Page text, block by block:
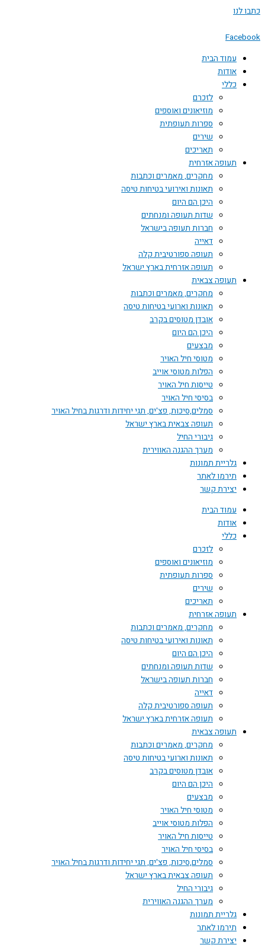
דילוג
כתבו לנו
Facebook
עמוד הבית
אודות
כללי
לזכרם
מוזיאונים ואוספים
ספרות תעופתית
שירים
תאריכים
תעופה אזרחית
מחקרים, מאמרים וכתבות
תאונות ואירועי בטיחות טיסה
היכן הם היום
שדות תעופה ומנחתים
חברות תעופה בישראל
דאייה
תעופה ספורטיבית קלה
תעופה אזרחית בארץ ישראל
תעופה צבאית
מחקרים, מאמרים וכתבות
תאונות וארועי בטיחות טיסה
אובדן מטוסים בקרב
היכן הם היום
מבצעים
מטוסי חיל האויר
הפלות מטוסי אוייב
טייסות חיל האויר
בסיסי חיל האויר
סמלים,סיכות, פצ'ים, תגי יחידות ודרגות בחיל האויר
תעופה צבאית בארץ ישראל
גיבורי החיל
מערך ההגנה האווירית
גלריית תמונות
תירמו לאתר
יצירת קשר
עמוד הבית
אודות
כללי
לזכרם
מוזיאונים ואוספים
ספרות תעופתית
שירים
תאריכים
תעופה אזרחית
מחקרים, מאמרים וכתבות
תאונות ואירועי בטיחות טיסה
היכן הם היום
שדות תעופה ומנחתים
חברות תעופה בישראל
דאייה
תעופה ספורטיבית קלה
תעופה אזרחית בארץ ישראל
תעופה צבאית
מחקרים, מאמרים וכתבות
תאונות וארועי בטיחות טיסה
אובדן מטוסים בקרב
היכן הם היום
מבצעים
מטוסי חיל האויר
הפלות מטוסי אוייב
טייסות חיל האויר
בסיסי חיל האויר
סמלים,סיכות, פצ'ים, תגי יחידות ודרגות בחיל האויר
תעופה צבאית בארץ ישראל
גיבורי החיל
מערך ההגנה האווירית
גלריית תמונות
תירמו לאתר
יצירת קשר